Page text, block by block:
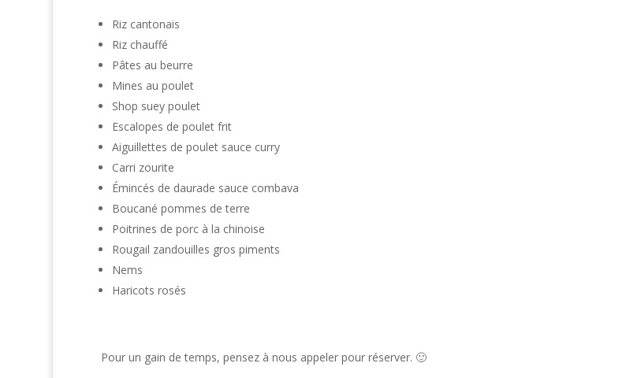
Riz cantonais
Riz chauffé
Pâtes au beurre
Mines au poulet
Shop suey poulet
Escalopes de poulet frit
Aiguillettes de poulet sauce curry
Carri zourite
Émincés de daurade sauce combava
Boucané pommes de terre
Poitrines de porc à la chinoise
Rougail zandouilles gros piments
Nems
Haricots rosés
Pour un gain de temps, pensez à nous appeler pour réserver. 🙂